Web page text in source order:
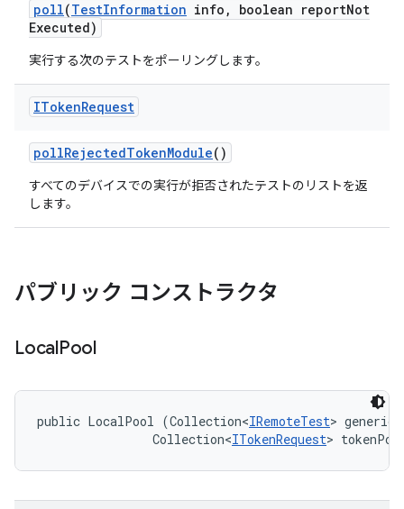
poll(TestInformation info , boolean reportNot
Executed)
実行する次のテストをポーリングします。
ITokenRequest
pollRejectedTokenModule()
すべてのデバイスでの実行が拒否されたテストのリストを返
します。
パブリック コンストラクタ
LocalPool
public LocalPool (Collection<IRemoteTest>
                Collection<
ITokenRequest>